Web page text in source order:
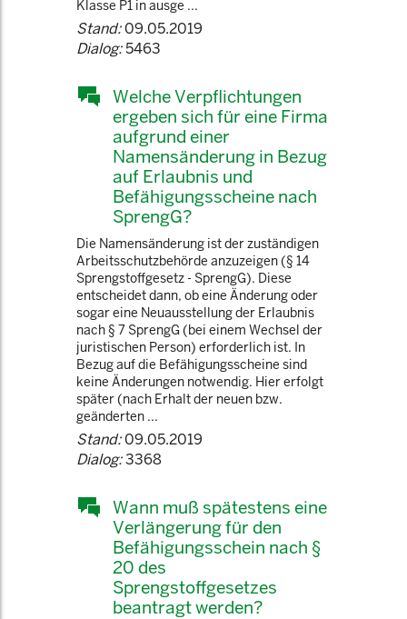
Klasse P1 in ausge ...
Stand:09.05.2019
Dialog:5463
Welche Verpflichtungen
ergeben sich für eine Firma
aufgrund einer
Namensänderung in Bezug
auf Erlaubnis und
Befähigungsscheine nach
SprengG?
Die Namensänderung ist der zuständigen
Arbeitsschutzbehörde anzuzeigen (§ 14
Sprengstoffgesetz - SprengG). Diese
entscheidet dann, ob eine Änderung oder
sogar eine Neuausstellung der Erlaubnis
nach § 7 SprengG (bei einem Wechsel der
juristischen Person) erforderlich ist. In
Bezug auf die Befähigungsscheine sind
keine Änderungen notwendig. Hier erfolgt
später (nach Erhalt der neuen bzw.
geänderten ...
Stand:09.05.2019
Dialog:3368
Wann muß spätestens eine
Verlängerung für den
Befähigungsschein nach §
20 des
Sprengstoffgesetzes
beantragt werden?